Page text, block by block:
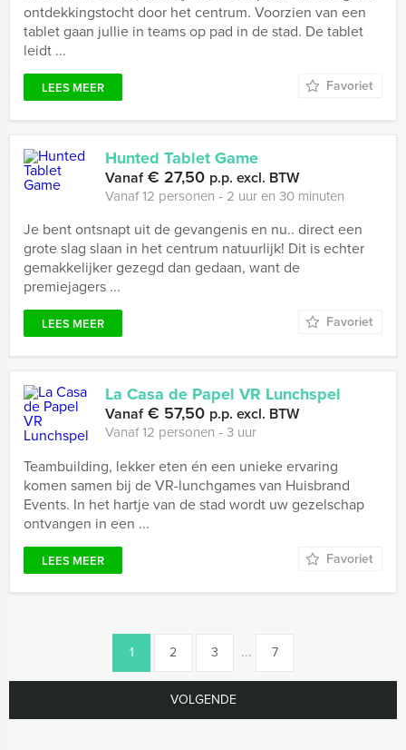
ontdekkingstocht door het centrum. Voorzien van een
tablet gaan jullie in teams op pad in de stad. De tablet
leidt ...
LEES MEER Favoriet
Hunted Tablet Game
Vanaf€ 27,50 p.p. excl. BTW
Vanaf 12 personen ‐ 2 uur en 30 minuten
Je bent ontsnapt uit de gevangenis en nu.. direct een
grote slag slaan in het centrum natuurlijk! Dit is echter
gemakkelijker gezegd dan gedaan, want de
premiejagers ...
LEES MEER Favoriet
La Casa de Papel VR Lunchspel
Vanaf€ 57,50 p.p. excl. BTW
Vanaf 12 personen ‐ 3 uur
Teambuilding, lekker eten én een unieke ervaring
komen samen bij de VR-lunchgames van Huisbrand
Events. In het hartje van de stad wordt uw gezelschap
ontvangen in een ...
LEES MEER Favoriet
1 2 3 ... 7
VOLGENDE